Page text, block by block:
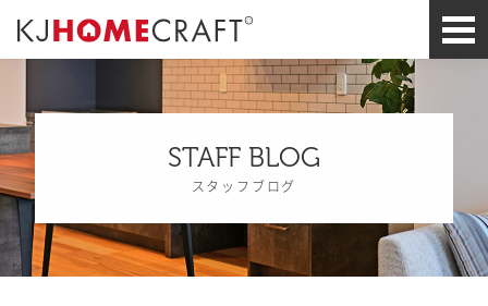
STAFF BLOG
スタッフブログ